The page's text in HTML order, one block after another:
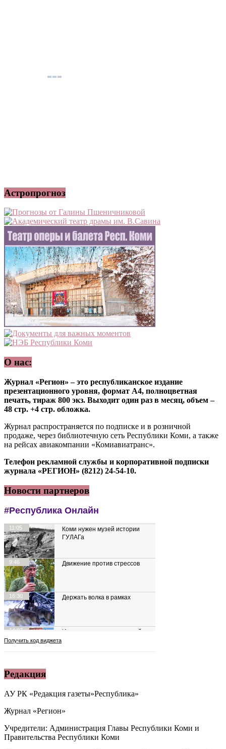
Астропрогноз
О нас:
Журнал «Регион» – это республиканское издание
презентационного уровня, формат А4, полноцветная
печать, тираж 800 экз. Выходит один раз в месяц, объем –
48 стр. +4 стр. обложка.
Журнал распространяется по подписке и в розничной
продаже, через библиотечную сеть Республики Коми, а также
на рейсах авиакомпании «Комиавиатранс».
Телефон рекламной службы и корпоративной подписки
журнала «РЕГИОН» (8212) 24-54-10.
Новости партнеров
Редакция
АУ РК «Редакция газеты»Республика»
Журнал «Регион»
Учредители: Администрация Главы Республики Коми и
Правительства Республики Коми